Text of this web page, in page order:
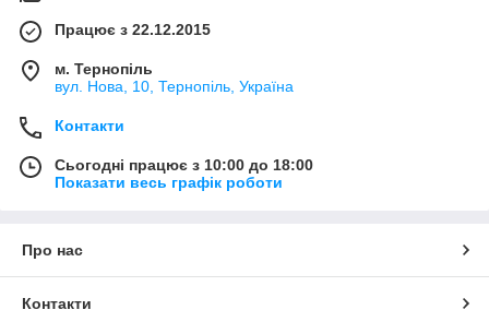
Працює з 22.12.2015
м. Тернопіль
вул. Нова, 10, Тернопіль, Україна
Контакти
Сьогодні працює з 10:00 до 18:00
Показати весь графік роботи
Про нас
Контакти